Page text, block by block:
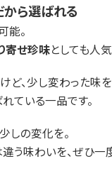
ら選ばれる
能。
寄せ珍味としても人気
ど、少し変わった味
ている一品です。
しの変化を。
う味わいを、ぜひ一